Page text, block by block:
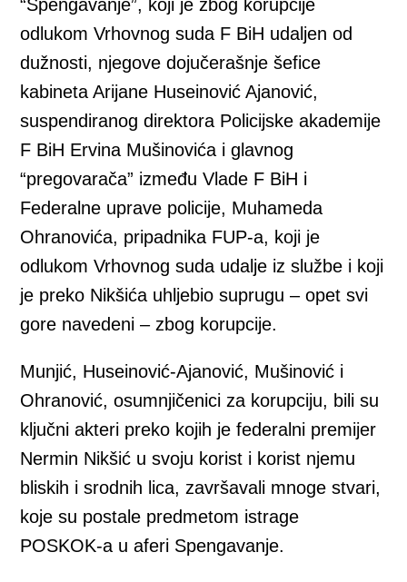
“Spengavanje”, koji je zbog korupcije
odlukom Vrhovnog suda F BiH udaljen od
dužnosti, njegove dojučerašnje šefice
kabineta Arijane Huseinović Ajanović,
suspendiranog direktora Policijske akademije
F BiH Ervina Mušinovića i glavnog
“pregovarača” između Vlade F BiH i
Federalne uprave policije, Muhameda
Ohranovića, pripadnika FUP-a, koji je
odlukom Vrhovnog suda udalje iz službe i koji
je preko Nikšića uhljebio suprugu – opet svi
gore navedeni – zbog korupcije.
Munjić, Huseinović-Ajanović, Mušinović i
Ohranović, osumnjičenici za korupciju, bili su
ključni akteri preko kojih je federalni premijer
Nermin Nikšić u svoju korist i korist njemu
bliskih i srodnih lica, završavali mnoge stvari,
koje su postale predmetom istrage
POSKOK-a u aferi Spengavanje.